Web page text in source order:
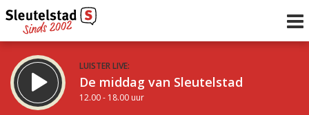
LUISTER LIVE:
De middag van Sleutelstad
12.00 - 18.00 uur